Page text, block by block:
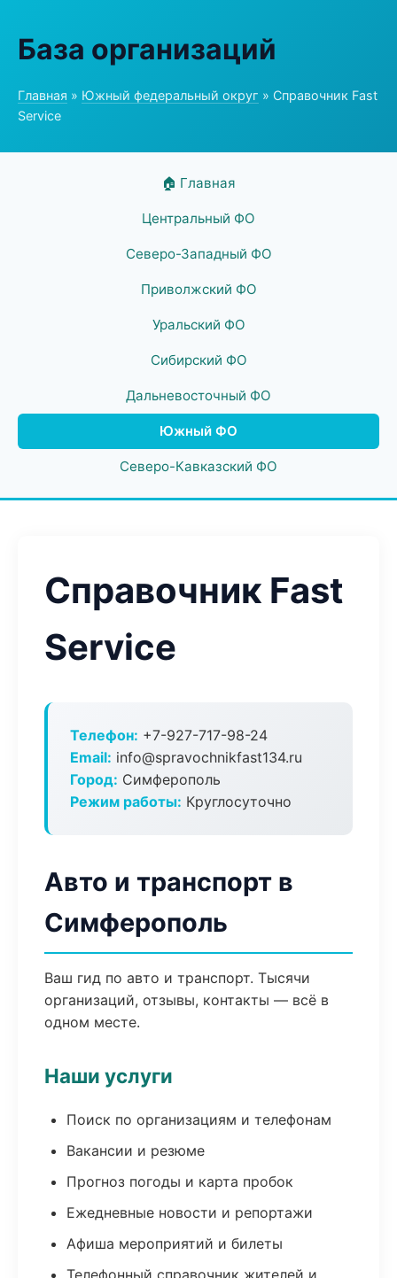
База организаций
Главная » Южный федеральный округ » Справочник Fast
Service
🏠 Главная
Центральный ФО
Северо-Западный ФО
Приволжский ФО
Уральский ФО
Сибирский ФО
Дальневосточный ФО
Южный ФО
Северо-Кавказский ФО
Справочник Fast
Service
Телефон: +7-927-717-98-24
Email: info@spravochnikfast134.ru
Город: Симферополь
Режим работы: Круглосуточно
Авто и транспорт в
Симферополь
Ваш гид по авто и транспорт. Тысячи
организаций, отзывы, контакты — всё в
одном месте.
Наши услуги
Поиск по организациям и телефонам
Вакансии и резюме
Прогноз погоды и карта пробок
Ежедневные новости и репортажи
Афиша мероприятий и билеты
Телефонный справочник жителей и